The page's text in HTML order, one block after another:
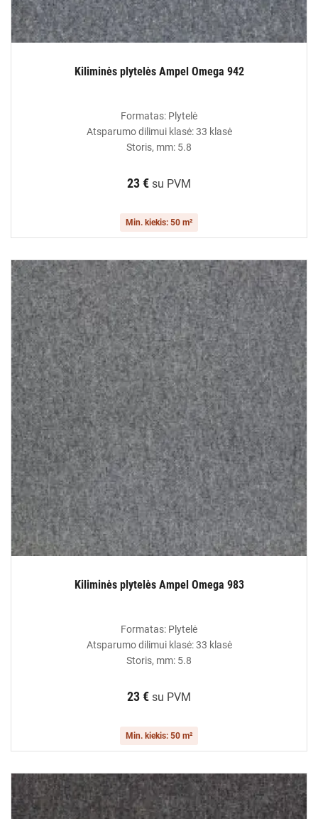
Kiliminės plytelės Ampel Omega 942
Formatas: Plytelė
Atsparumo dilimui klasė: 33 klasė
Storis, mm: 5.8
23 € su PVM
Min. kiekis: 50 m²
Kiliminės plytelės Ampel Omega 983
Formatas: Plytelė
Atsparumo dilimui klasė: 33 klasė
Storis, mm: 5.8
23 € su PVM
Min. kiekis: 50 m²